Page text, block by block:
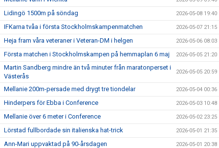
Lidingö 1500m på söndag 2026-05-08 19:40
IFKarna tvåa i första Stockholmskampenmatchen 2026-05-07 21:15
Heja fram våra veteraner i Veteran-DM i helgen 2026-05-06 08:03
Första matchen i Stockholmskampen på hemmaplan 6 maj 2026-05-05 21:20
Martin Sandberg mindre än två minuter från maratonperset i
Västerås
2026-05-05 20:59
Mellanie 200m-persade med drygt tre tiondelar 2026-05-04 00:36
Hinderpers för Ebba i Conference 2026-05-03 10:48
Mellanie över 6 meter i Conference 2026-05-02 23:25
Lörstad fullbordade sin italienska hat-trick 2026-05-01 21:35
Ann-Mari uppvaktad på 90-årsdagen 2026-05-01 20:38